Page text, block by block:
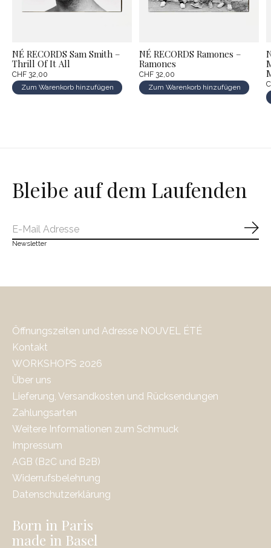
NÉ RECORDS Sam Smith –
Thrill Of It All
CHF 32,00
Zum Warenkorb hinzufügen
NÉ RECORDS Ramones –
Ramones
CHF 32,00
Zum Warenkorb hinzufügen
Bleibe auf dem Laufenden
Newsletter
Öffnungszeiten und Adresse NOUVEL ÉTÉ
Kontakt
WORKSHOPS 2026
Über uns
Lieferung, Versandkosten und Rücksendungen
Zahlungsarten
Weitere Informationen zum Schmuck
Impressum
AGB (B2C und B2B)
Widerrufsbelehrung
Datenschutzerklärung
Born in Paris
made in Basel